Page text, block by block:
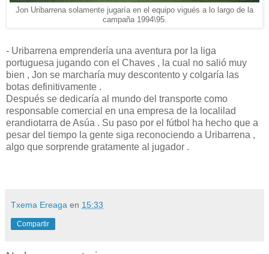
Jon Uribarrena solamente jugaría en el equipo vigués a lo largo de la
campaña 1994\95.
- Uribarrena emprendería una aventura por la liga
portuguesa jugando con el Chaves , la cual no salió muy
bien , Jon se marcharía muy descontento y colgaría las
botas definitivamente .
Después se dedicaría al mundo del transporte como
responsable comercial en una empresa de la localilad
erandiotarra de Asúa . Su paso por el fútbol ha hecho que a
pesar del tiempo la gente siga reconociendo a Uribarrena ,
algo que sorprende gratamente al jugador .
Txema Ereaga en 15:33
Compartir